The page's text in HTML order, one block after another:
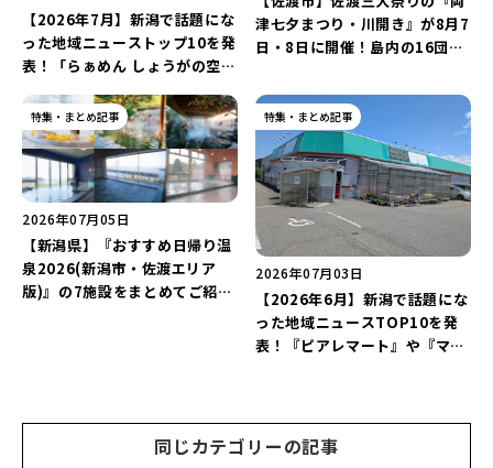
【2026年7月】新潟で話題にな
った地域ニューストップ10を発
表！「らぁめん しょうがの空」
閉店の注目記事をランキングで
ご紹介♪
津七夕まつり・川開き』が8月7
日・8日に開催！島内の16団体
♪
特集・まとめ記事
2026年07月05日
【新潟県】『おすすめ日帰り温
泉2026(新潟市・佐渡エリア
版)』の7施設をまとめてご紹
特集・まとめ記事
2026年07月03日
【2026年6月】新潟で話題にな
った地域ニュースTOP10を発
表！『ピアレマート』や『マス
同じカテゴリーの記事